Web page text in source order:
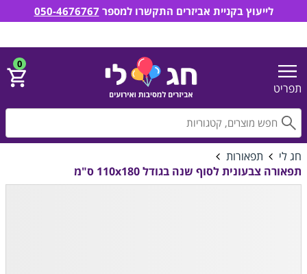
תפריט
0
חג לי
תפאורות
תפאורה צבעונית לסוף שנה בגודל 110x180 ס"מ
לייעוץ בקניית אביזרים התקשרו למספר 050-4676767